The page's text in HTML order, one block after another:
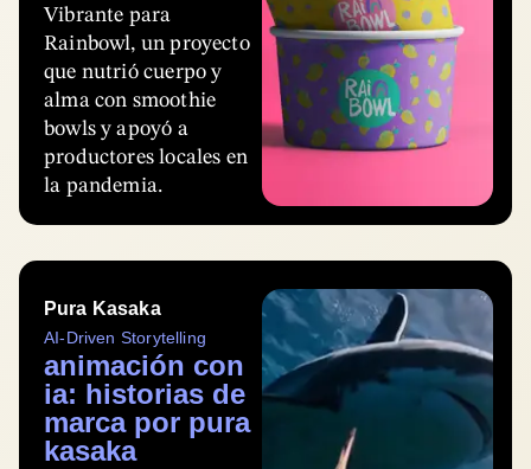
Vibrante para
Rainbowl, un proyecto
que nutrió cuerpo y
alma con smoothie
bowls y apoyó a
productores locales en
la pandemia.
Pura Kasaka
AI-Driven Storytelling
animación con
ia: historias de
marca por pura
kasaka